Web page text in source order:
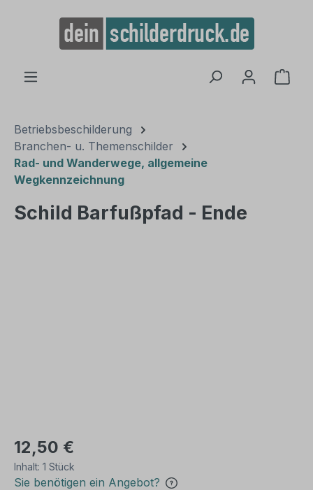
springen
Betriebsbeschilderung
Branchen- u. Themenschilder
Rad- und Wanderwege, allgemeine
Wegkennzeichnung
Schild Barfußpfad - Ende
12,50 €
Inhalt: 1 Stück
Sie benötigen ein Angebot?